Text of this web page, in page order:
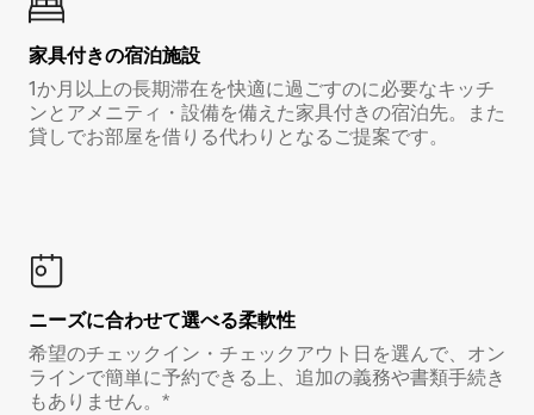
家具付き⁠の宿⁠泊⁠施⁠設
1か月以上の長期滞在を快適に過ごすのに必要なキッチ
ンとアメニティ・設備を備えた家具付きの宿泊先。また
貸しでお部屋を借りる代わりとなるご提案です。
ニーズに合わせて選べる柔軟性
希望のチェックイン・チェックアウト日を選んで、オン
ラインで簡単に予約できる上、追加の義務や書類手続き
もありません。*